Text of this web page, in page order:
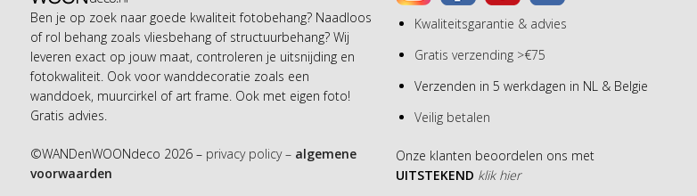
Ben je op zoek naar goede kwaliteit fotobehang? Naadloos
of rol behang zoals vliesbehang of structuurbehang? Wij
leveren exact op jouw maat, controleren je uitsnijding en
fotokwaliteit. Ook voor wanddecoratie zoals een
wanddoek, muurcirkel of art frame. Ook met eigen foto!
Gratis advies.
©WANDenWOONdeco 2026 – privacy policy – algemene
voorwaarden
Kwaliteitsgarantie & advies
Gratis verzending >€75
Verzenden in 5 werkdagen in NL & Belgie
Veilig betalen
Onze klanten beoordelen ons met
UITSTEKEND klik hier